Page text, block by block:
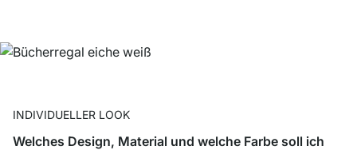
INDIVIDUELLER LOOK
Welches Design, Material und welche Farbe soll ich